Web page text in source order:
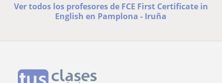
Ver todos los profesores de FCE First Certificate in
English en Pamplona - Iruña